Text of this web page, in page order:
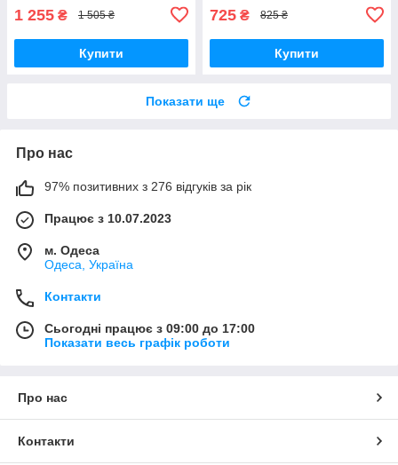
1 255 ₴ 1 505 ₴
Купити
725 ₴ 825 ₴
Купити
Показати ще
Про нас
97% позитивних з 276 відгуків за рік
Працює з 10.07.2023
м. Одеса
Одеса, Україна
Контакти
Сьогодні працює з 09:00 до 17:00
Показати весь графік роботи
Про нас
Контакти